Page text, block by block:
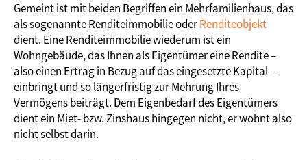
Gemeint ist mit beiden Begriffen ein Mehrfamilienhaus, das
als sogenannte Renditeimmobilie oderRenditeobjekt
dient. Eine Renditeimmobilie wiederum ist ein
Wohngebäude, das Ihnen als Eigentümer eine Rendite –
also einen Ertrag in Bezug auf das eingesetzte Kapital –
einbringt und so längerfristig zur Mehrung Ihres
Vermögens beiträgt. Dem Eigenbedarf des Eigentümers
dient ein Miet- bzw. Zinshaus hingegen nicht, er wohnt also
nicht selbst darin.